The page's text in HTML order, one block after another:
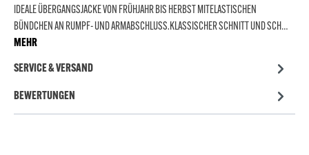
IDEALE ÜBERGANGSJACKE VON FRÜHJAHR BIS HERBST MITELASTISCHEN
BÜNDCHEN AN RUMPF- UND ARMABSCHLUSS.KLASSISCHER SCHNITT UND SCH…
MEHR
SERVICE & VERSAND
BEWERTUNGEN